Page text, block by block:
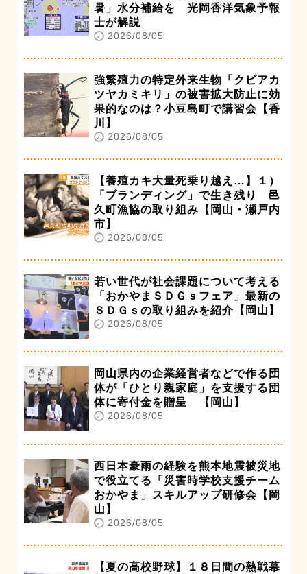
暑」水分補給を 光岡香洋気象予報
士が解説
2026/08/05
強繁殖力の特定外来生物「クビアカ
ツヤカミキリ」の被害拡大防止に効
果的なのは？小豆島町で講習会【香
川】
2026/08/05
【養殖カキ大量死乗り越え…】１）
「ブランディング」で生き残り 邑
久町漁協の取り組み【岡山・瀬戸内
市】
2026/08/05
若い世代が社会課題について考える
「おかやまＳＤＧｓフェア」最新の
ＳＤＧｓの取り組みを紹介【岡山】
2026/08/05
岡山県内の企業経営者などで作る団
体が「ひとり親家庭」を支援する団
体に寄付金を贈呈 【岡山】
2026/08/05
西日本豪雨の経験を熊本地震被災地
で役立てる「災害時学校支援チーム
おかやま」スキルアップ研修会【岡
山】
2026/08/05
【夏の高校野球】１８日間の熱戦幕